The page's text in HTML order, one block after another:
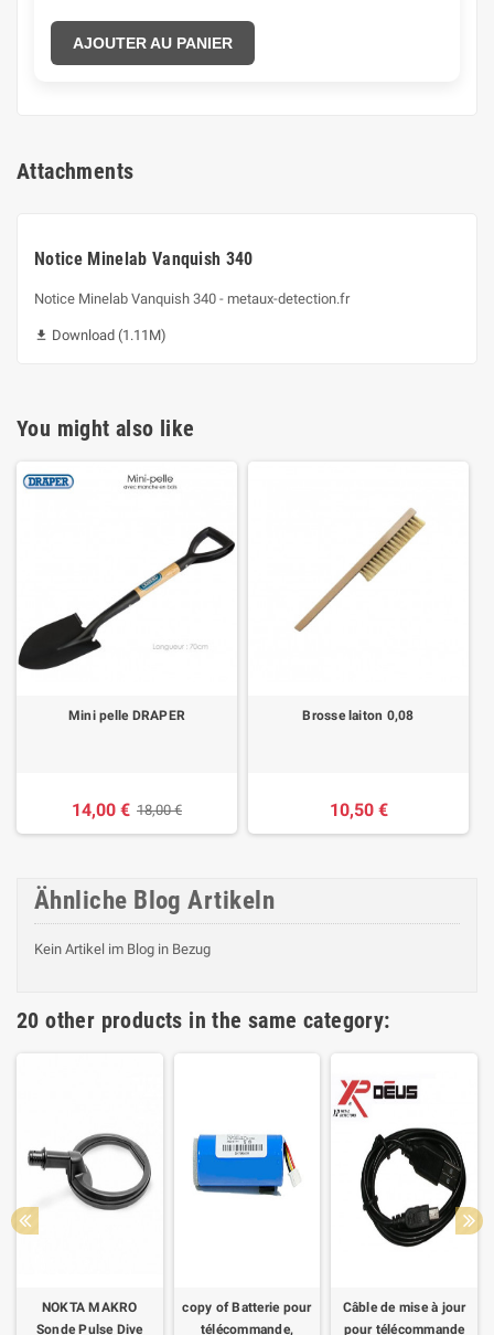
AJOUTER AU PANIER
Attachments
Notice Minelab Vanquish 340
Notice Minelab Vanquish 340 - metaux-detection.fr
 Download (1.11M)
You might also like
Mini pelle DRAPER
14,00 € 18,00 €
Brosse laiton 0,08
10,50 €
Ähnliche Blog Artikeln
Kein Artikel im Blog in Bezug
20 other products in the same category:
NOKTA MAKRO
Sonde Pulse Dive
copy of Batterie pour
télécommande,
Câble de mise à jour
pour télécommande